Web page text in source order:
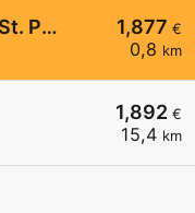
1,877 €
0,8 km
Genol - Raiffeisenlagerhaus St. Pölten
1,892 €
15,4 km